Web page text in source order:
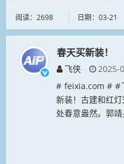
阅读：2698 日期：03-21
春天买新装！
飞侠
2025-
# feixia.com # #
新装！古建和红
处春意盎然。郭